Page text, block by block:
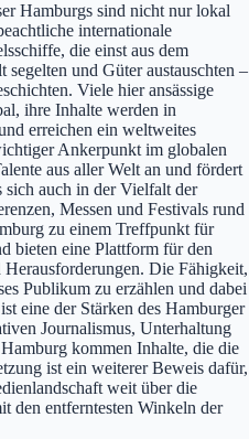
Hamburgs sind nicht nur lokal
internationale
die einst aus dem
und Güter austauschten –
Viele hier ansässige
ihre Inhalte werden in
erreichen ein weltweites
Ankerpunkt im globalen
aus aller Welt an und fördert
sich auch in der Vielfalt der
Messen und Festivals rund
zu einem Treffpunkt für
bieten eine Plattform für den
Die Fähigkeit,
Publikum zu erzählen und dabei
eine der Stärken des Hamburger
Journalismus, Unterhaltung
kommen Inhalte, die die
ist ein weiterer Beweis dafür,
weit über die
den entferntesten Winkeln der